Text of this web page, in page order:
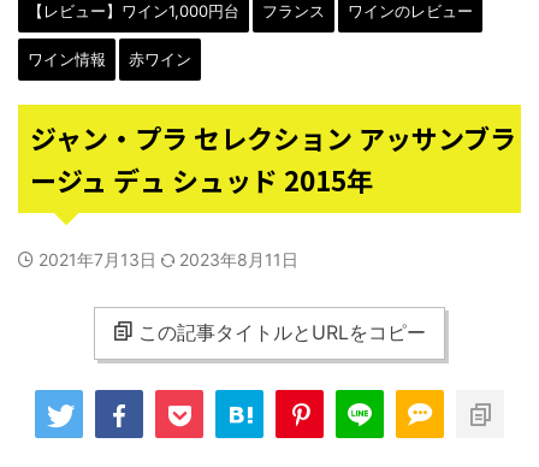
【レビュー】ワイン1,000円台 フランス ワインのレビュー
ワイン情報 赤ワイン
ジャン・プラ セレクション アッサンブラ
ージュ デュ シュッド 2015年
2021年7月13日 2023年8月11日
この記事タイトルとURLをコピー